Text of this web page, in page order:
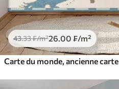
43.33₣/m²26 .00 ₣/m²
Carte du monde, ancienne carte